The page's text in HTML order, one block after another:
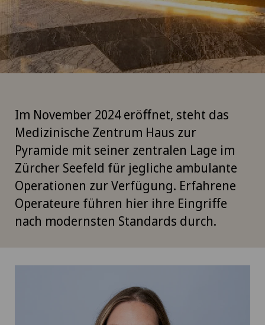
Im November 2024 eröffnet, steht das
Medizinische Zentrum Haus zur
Pyramide mit seiner zentralen Lage im
Zürcher Seefeld für jegliche ambulante
Operationen zur Verfügung. Erfahrene
Operateure führen hier ihre Eingriffe
nach modernsten Standards durch.